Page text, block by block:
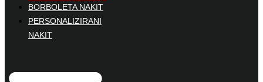
BORBOLETA NAKIT
PERSONALIZIRANI
NAKIT